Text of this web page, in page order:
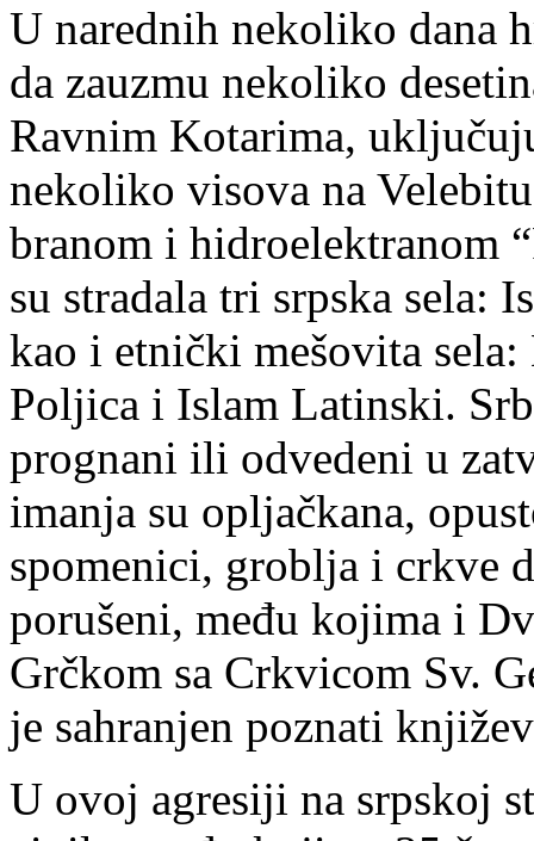
U narednih nekoliko dana
da zauzmu nekoliko
Ravnim Kotarima,
nekoliko visova na
branom i hidroelektranom
su stradala tri srpska sela:
kao i etnički mešovita
Poljica i Islam Latinski.
prognani ili odvedeni u
imanja su opljačkana,
spomenici, groblja i crkve
porušeni, među kojima i
Grčkom sa Crkvicom Sv.
je sahranjen poznati
U ovoj agresiji na srpskoj